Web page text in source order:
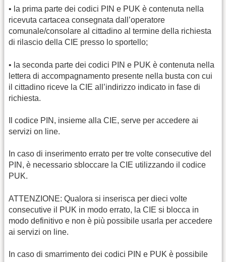
• la prima parte dei codici PIN e PUK è contenuta nella
ricevuta cartacea consegnata dall’operatore
comunale/consolare al cittadino al termine della richiesta
di rilascio della CIE presso lo sportello;
• la seconda parte dei codici PIN e PUK è contenuta nella
lettera di accompagnamento presente nella busta con cui
il cittadino riceve la CIE all’indirizzo indicato in fase di
richiesta.
Il codice PIN, insieme alla CIE, serve per accedere ai
servizi on line.
In caso di inserimento errato per tre volte consecutive del
PIN, è necessario sbloccare la CIE utilizzando il codice
PUK.
ATTENZIONE: Qualora si inserisca per dieci volte
consecutive il PUK in modo errato, la CIE si blocca in
modo definitivo e non è più possibile usarla per accedere
ai servizi on line.
In caso di smarrimento dei codici PIN e PUK è possibile